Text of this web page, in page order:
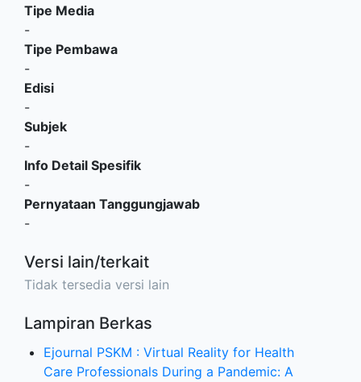
Tipe Media
-
Tipe Pembawa
-
Edisi
-
Subjek
-
Info Detail Spesifik
-
Pernyataan Tanggungjawab
-
Versi lain/terkait
Tidak tersedia versi lain
Lampiran Berkas
Ejournal PSKM : Virtual Reality for Health
Care Professionals During a Pandemic: A